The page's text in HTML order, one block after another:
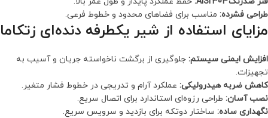
طراحی فشرده: مناسب برای فضاهای محدود و خطوط فرعی.
مزایای استفاده از شیر یکطرفه دنده‌ای زتکاما
افزایش ایمنی سیستم: جلوگیری از برگشت ناخواسته جریان و آسیب به
تجهیزات.
کاهش ضربه هیدرولیکی: عملکرد آرام و تدریجی در خطوط فشار متغیر.
نصب آسان: طراحی رزوه‌ای استاندارد برای اتصال سریع.
نگهداری ساده: ساختار دو‌تکه برای بازدید و سرویس سریع.